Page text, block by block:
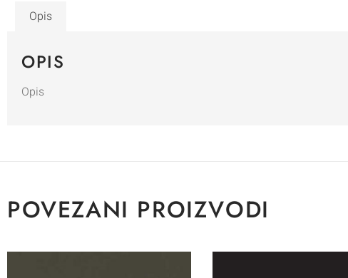
Opis
OPIS
Opis
POVEZANI PROIZVODI